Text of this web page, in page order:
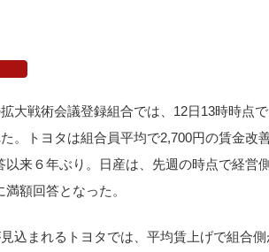
大戦術会議登録組合では、12日13時時点
。トヨタは組合員平均で2,700円の賃金改
以来６年ぶり。日産は、先週の時点で経営
額回答となった。
込まれるトヨタでは、平均賃上げで組合